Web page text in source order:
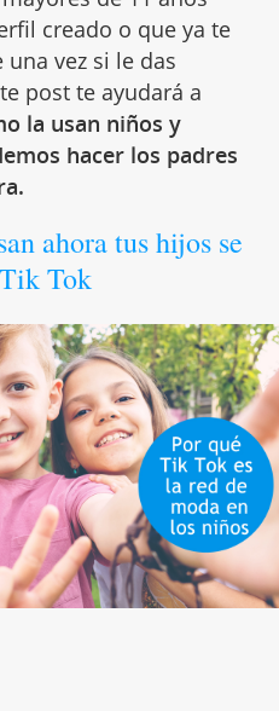
creado o que ya te
vez si le das
post te ayudará a
la usan niños y
hacer los padres
ahora tus hijos se
Tok